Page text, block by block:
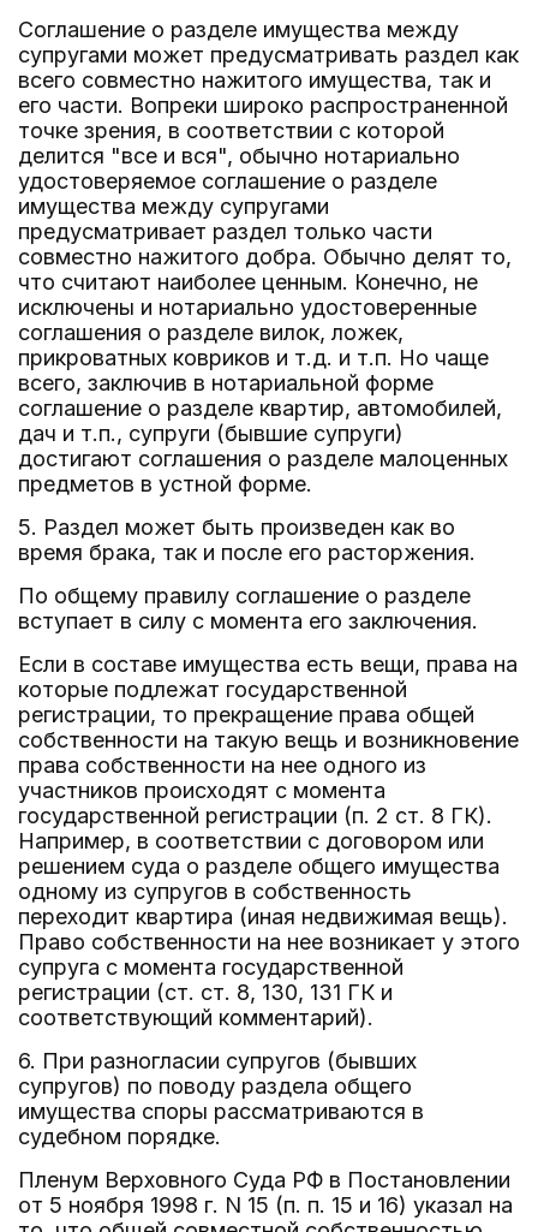
Соглашение о разделе имущества между
супругами может предусматривать раздел как
всего совместно нажитого имущества, так и
его части. Вопреки широко распространенной
точке зрения, в соответствии с которой
делится "все и вся", обычно нотариально
удостоверяемое соглашение о разделе
имущества между супругами
предусматривает раздел только части
совместно нажитого добра. Обычно делят то,
что считают наиболее ценным. Конечно, не
исключены и нотариально удостоверенные
соглашения о разделе вилок, ложек,
прикроватных ковриков и т.д. и т.п. Но чаще
всего, заключив в нотариальной форме
соглашение о разделе квартир, автомобилей,
дач и т.п., супруги (бывшие супруги)
достигают соглашения о разделе малоценных
предметов в устной форме.
5. Раздел может быть произведен как во
время брака, так и после его расторжения.
По общему правилу соглашение о разделе
вступает в силу с момента его заключения.
Если в составе имущества есть вещи, права на
которые подлежат государственной
регистрации, то прекращение права общей
собственности на такую вещь и возникновение
права собственности на нее одного из
участников происходят с момента
государственной регистрации (п. 2 ст. 8 ГК).
Например, в соответствии с договором или
решением суда о разделе общего имущества
одному из супругов в собственность
переходит квартира (иная недвижимая вещь).
Право собственности на нее возникает у этого
супруга с момента государственной
регистрации (ст. ст. 8, 130, 131 ГК и
соответствующий комментарий).
6. При разногласии супругов (бывших
супругов) по поводу раздела общего
имущества споры рассматриваются в
судебном порядке.
Пленум Верховного Суда РФ в Постановлении
от 5 ноября 1998 г. N 15 (п. п. 15 и 16) указал на